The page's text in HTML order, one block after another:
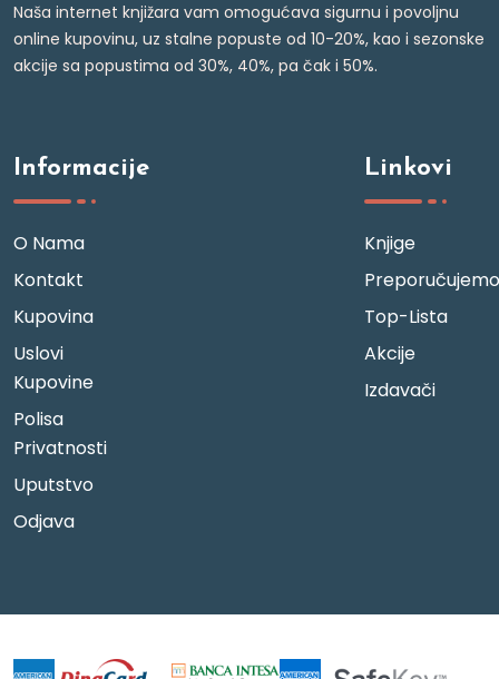
Naša internet knjižara vam omogućava sigurnu i povoljnu
online kupovinu, uz stalne popuste od 10-20%, kao i sezonske
akcije sa popustima od 30%, 40%, pa čak i 50%.
Informacije
O Nama
Kontakt
Kupovina
Uslovi
Kupovine
Polisa
Privatnosti
Uputstvo
Odjava
Linkovi
Knjige
Preporučujemo
Top-Lista
Akcije
Izdavači